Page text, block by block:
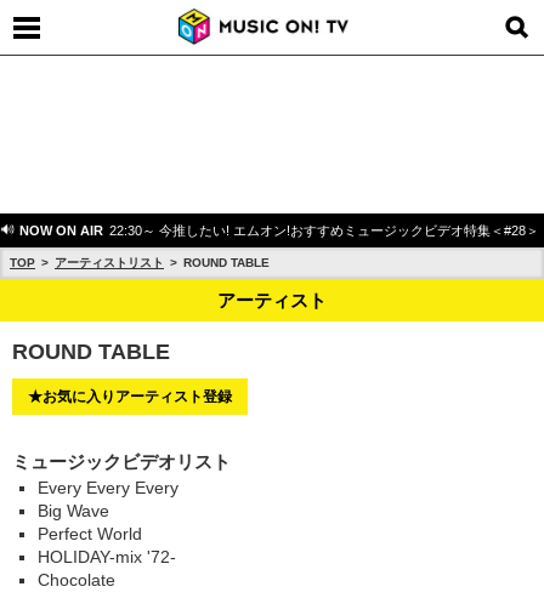
NOW ON AIR 22:30～ 今推したい! エムオン!おすすめミュージックビデオ特集＜#28＞
TOP アーティストリスト ROUND TABLE
アーティスト
ROUND TABLE
★お気に入りアーティスト登録
ミュージックビデオリスト
Every Every Every
Big Wave
Perfect World
HOLIDAY-mix '72-
Chocolate